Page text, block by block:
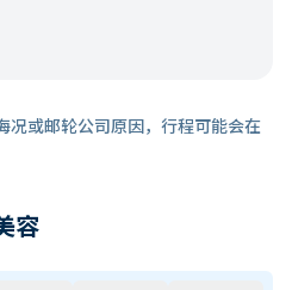
况或邮轮公司原因，行程可能会在
容